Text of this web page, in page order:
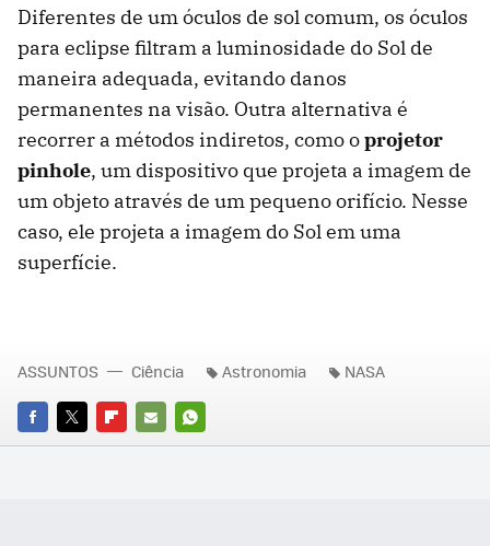
Diferentes de um óculos de sol comum, os óculos
para eclipse filtram a luminosidade do Sol de
maneira adequada, evitando danos
permanentes na visão. Outra alternativa é
recorrer a métodos indiretos, como oprojetor
pinhole, um dispositivo que projeta a imagem de
um objeto através de um pequeno orifício. Nesse
caso, ele projeta a imagem do Sol em uma
superfície.
FACEBOOK
TWITTERFLIPBOARD
E-
WHATSAPP
ASSUNTOS Ciência Astronomia NASA